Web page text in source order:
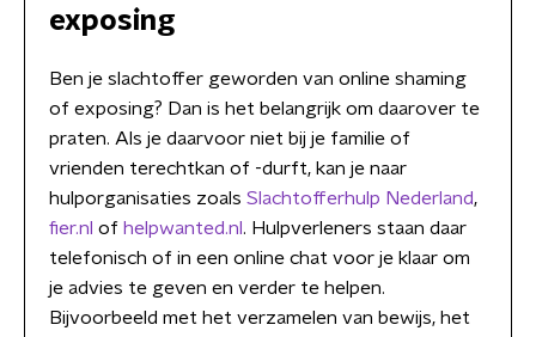
exposing
Ben je slachtoffer geworden van online shaming
of exposing? Dan is het belangrijk om daarover te
praten. Als je daarvoor niet bij je familie of
vrienden terechtkan of -durft, kan je naar
hulporganisaties zoals Slachtofferhulp Nederland,
fier.nl of helpwanted.nl . Hulpverleners staan daar
telefonisch of in een online chat voor je klaar om
je advies te geven en verder te helpen.
Bijvoorbeeld met het verzamelen van bewijs, het